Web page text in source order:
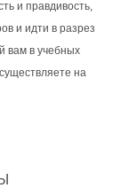
и правдивость,
и идти в разрез
вам в учебных
на